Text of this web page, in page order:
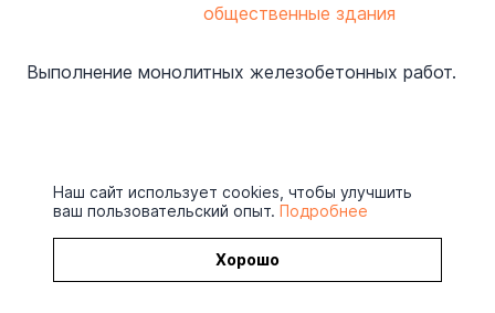
общественные здания
Выполнение монолитных железобетонных работ.
Наш сайт использует cookies, чтобы улучшить
ваш пользовательский опыт. Подробнее
Хорошо